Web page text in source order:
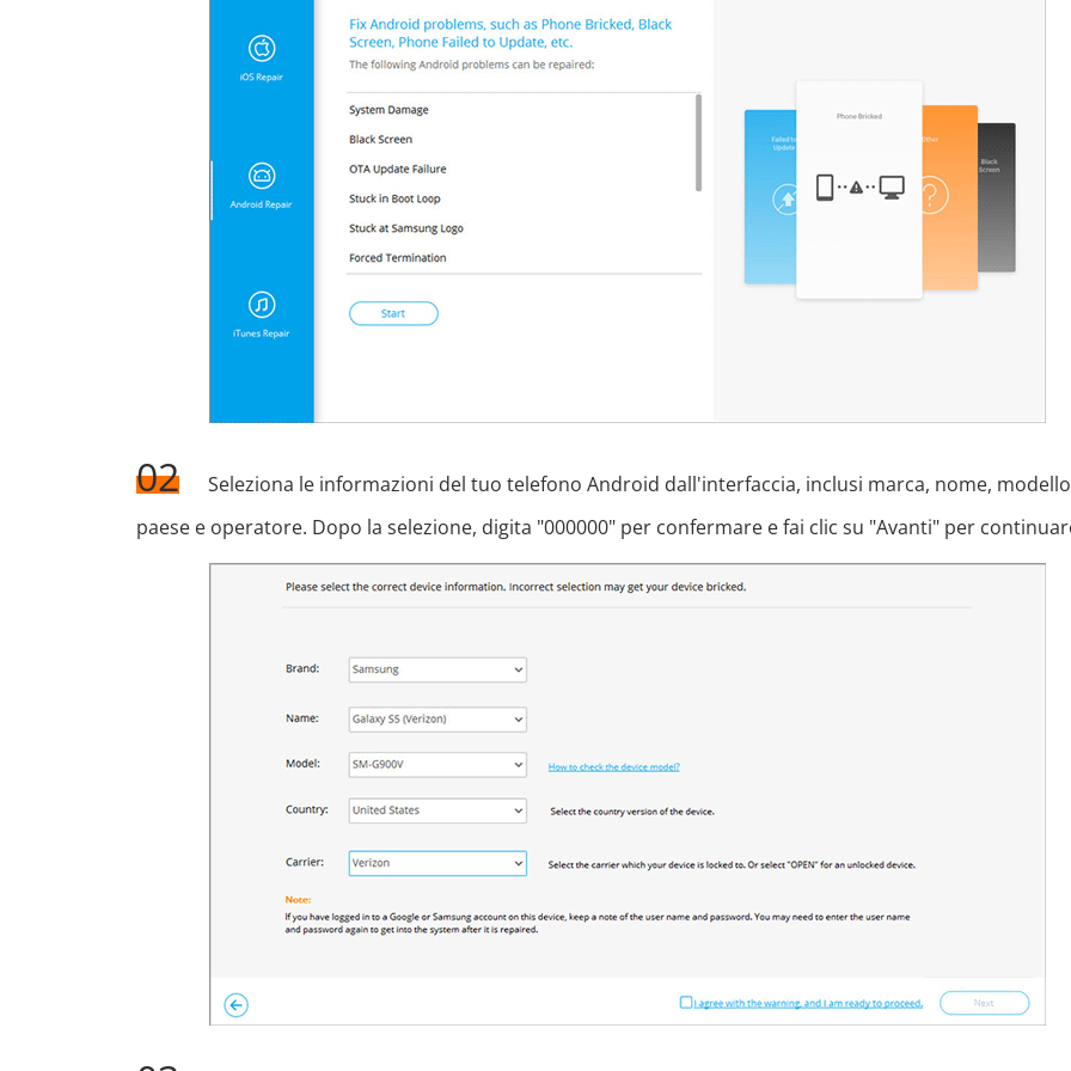
02
Seleziona le informazioni del tuo telefono Android dall'interfaccia, inclusi marca, nome,
paese e operatore. Dopo la selezione, digita "000000" per confermare e fai clic su "Avanti" per